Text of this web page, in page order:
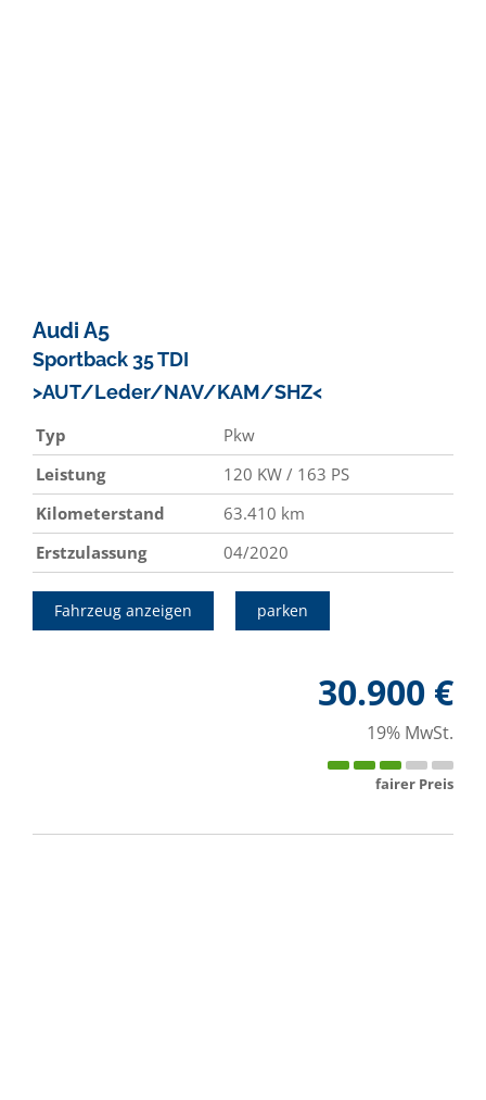
Audi A5
Sportback 35 TDI
>AUT/Leder/NAV/KAM/SHZ<
Typ
Pkw
Leistung
120 KW / 163 PS
Kilometerstand
63.410 km
Erstzulassung
04/2020
Fahrzeug anzeigen parken
30.900 €
19% MwSt.
fairer Preis